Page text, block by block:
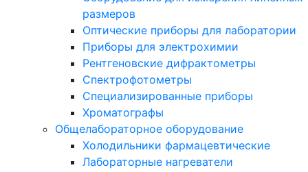
размеров
Оптические приборы для лаборатории
Приборы для электрохимии
Рентгеновские дифрактометры
Спектрофотометры
Специализированные приборы
Хроматографы
Общелабораторное оборудование
Холодильники фармацевтические
Лабораторные нагреватели